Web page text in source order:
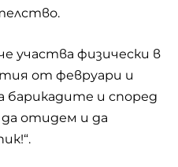
участва физически в
от февруари и
барикадите и според
да отидем и да